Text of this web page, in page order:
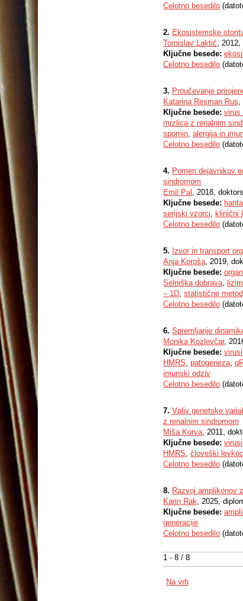
1 - 8 / 8
Celotno besedilo
2. Ekosistemske
Tomislav Laktić, 2012,
Ključne besede:
Celotno besedilo
3. Proučevanje
Katarina Resman Rus,
Ključne besede: virus
mrzlica z renalnim
spomin, alergija in
Celotno besedilo
4. Pomen dejavnikov
sindromom
Emil Pal , 2018,
Ključne besede:
serijski vzorci, klinični
Celotno besedilo
5. Izvor in transport
Anja Koroša, 2019,
Ključne besede:
Selniška dobrava,
– 1D, statistične
Celotno besedilo
6. Spremljanje
Monika Kozlevčar,
Ključne besede: virusi
HMRS, patogeneza,
imunski odziv
Celotno besedilo
7. Vpliv genetske
z renalnim sindromom
Miša Korva, 2011,
Ključne besede: virusi
HMRS, človeški
Celotno besedilo
8. Razvoj amplikonov
Karin Rak, 2025,
Ključne besede:
generacije
Celotno besedilo
Na vrh